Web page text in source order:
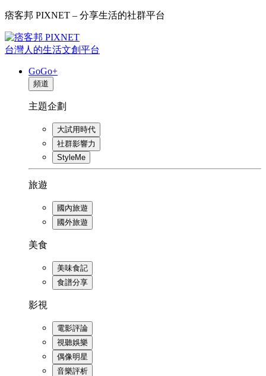
痞客邦 PIXNET – 分享生活的社群平台
台灣人的生活文創平台
GoGo+
頻道
主題企劃
大試用時代
社群影響力
StyleMe
旅遊
國內旅遊
國外旅遊
美食
美味食記
食譜分享
影視
電影評論
視聽娛樂
偶像明星
音樂評析